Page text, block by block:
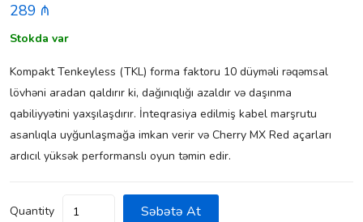
289 ₼
Stokda var
Kompakt Tenkeyless (TKL) forma faktoru 10 düyməli rəqəmsal
lövhəni aradan qaldırır ki, dağınıqlığı azaldır və daşınma
qabiliyyətini yaxşılaşdırır. İnteqrasiya edilmiş kabel marşrutu
asanlıqla uyğunlaşmağa imkan verir və Cherry MX Red açarları
ardıcıl yüksək performanslı oyun təmin edir.
Quantity Səbətə At